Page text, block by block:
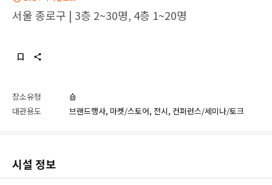
서울 종로구 | 3층 2~30명, 4층 1~20명
장소유형
숍
대관용도
브랜드행사, 마켓/스토어, 전시, 컨퍼런스/세미나/토크
시설 정보